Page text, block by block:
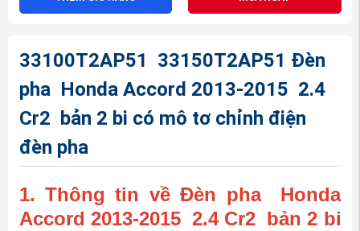
33100T2AP51 33150T2AP51 Đèn
pha Honda Accord 2013-2015 2.4
Cr2 bản 2 bi có mô tơ chỉnh điện
đèn pha
1. Thông tin về Đèn pha Honda
Accord 2013-2015 2.4 Cr2 bản 2 bi